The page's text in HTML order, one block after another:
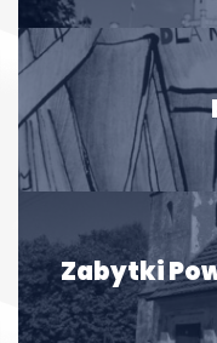
Zabytki